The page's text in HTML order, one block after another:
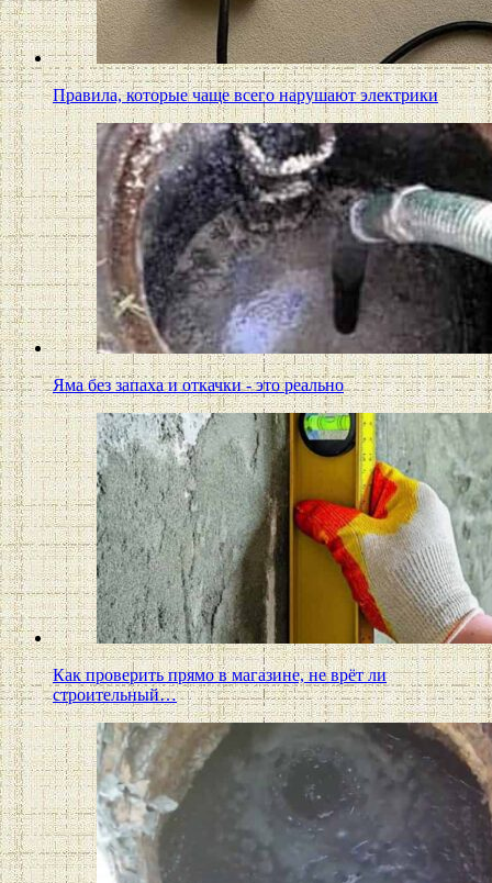
Правила, которые чаще всего нарушают электрики
Яма без запаха и откачки - это реально
Как проверить прямо в магазине, не врёт ли
строительный…